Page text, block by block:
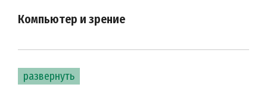
Компьютер и зрение
развернуть